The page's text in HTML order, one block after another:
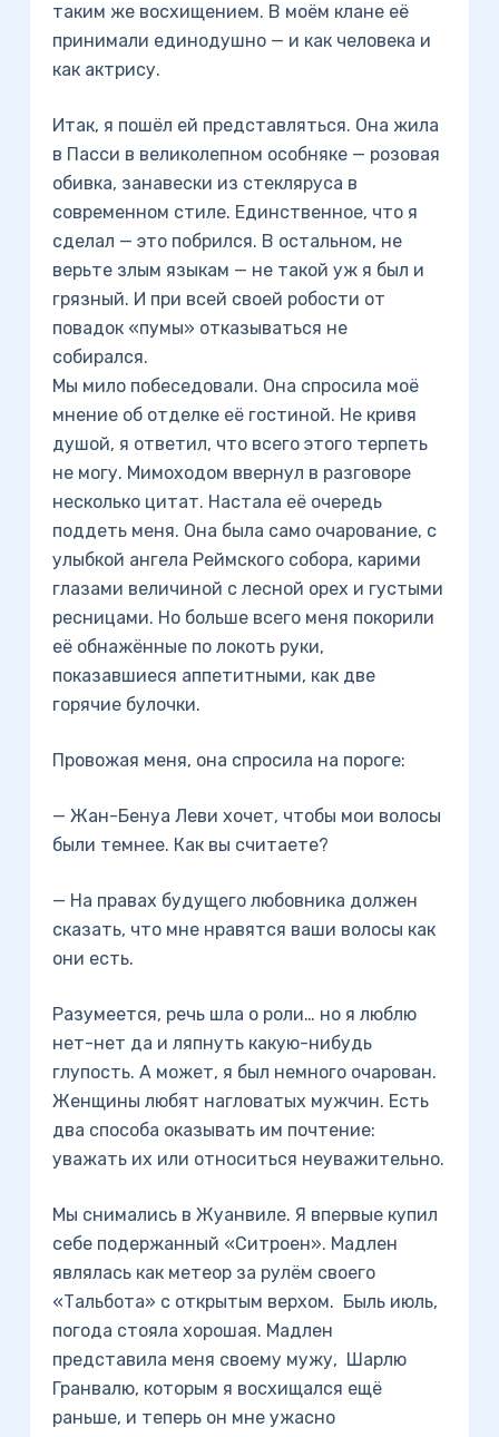
таким же восхищением. В моём клане её
принимали единодушно — и как человека и
как актрису.
Итак, я пошёл ей представляться. Она жила
в Пасси в великолепном особняке — розовая
обивка, занавески из стекляруса в
современном стиле. Единственное, что я
сделал — это побрился. В остальном, не
верьте злым языкам — не такой уж я был и
грязный. И при всей своей робости от
повадок «пумы» отказываться не
собирался.
Мы мило побеседовали. Она спросила моё
мнение об отделке её гостиной. Не кривя
душой, я ответил, что всего этого терпеть
не могу. Мимоходом ввернул в разговоре
несколько цитат. Настала её очередь
поддеть меня. Она была само очарование, с
улыбкой ангела Реймского собора, карими
глазами величиной с лесной орех и густыми
ресницами. Но больше всего меня покорили
её обнажённые по локоть руки,
показавшиеся аппетитными, как две
горячие булочки.
Провожая меня, она спросила на пороге:
— Жан-Бенуа Леви хочет, чтобы мои волосы
были темнее. Как вы считаете?
— На правах будущего любовника должен
сказать, что мне нравятся ваши волосы как
они есть.
Разумеется, речь шла о роли… но я люблю
нет-нет да и ляпнуть какую-нибудь
глупость. А может, я был немного очарован.
Женщины любят нагловатых мужчин. Есть
два способа оказывать им почтение:
уважать их или относиться неуважительно.
Мы снимались в Жуанвиле. Я впервые купил
себе подержанный «Ситроен». Мадлен
являлась как метеор за рулём своего
«Тальбота» с открытым верхом. Быль июль,
погода стояла хорошая. Мадлен
представила меня своему мужу, Шарлю
Гранвалю, которым я восхищался ещё
раньше, и теперь он мне ужасно